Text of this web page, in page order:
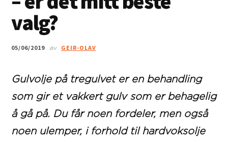
valg?
05/06/2019 av GEIR-OLAV
Gulvolje på tregulvet er en behandling
som gir et vakkert gulv som er behagelig
å gå på. Du får noen fordeler, men også
noen ulemper, i forhold til hardvoksolje